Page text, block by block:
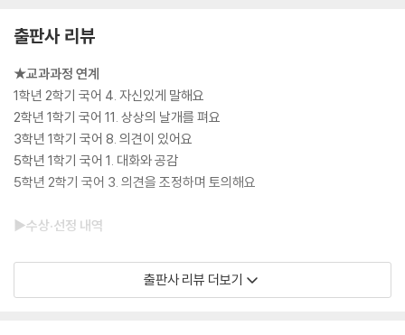
출판사 리뷰
★교과과정 연계
1학년 2학기 국어 4. 자신있게 말해요
2학년 1학기 국어 11. 상상의 날개를 펴요
3학년 1학기 국어 8. 의견이 있어요
5학년 1학기 국어 1. 대화와 공감
5학년 2학기 국어 3. 의견을 조정하며 토의해요
▶수상·선정 내역
★2023 가장 아름다운 독일 책 수상
★2023·2024 dPictus 아름다운 그림책 100 선정
출판사 리뷰 더보기